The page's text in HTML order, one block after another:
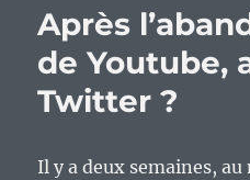
Après
de Youtube,
Twitter ?
Il y a deux semaines,